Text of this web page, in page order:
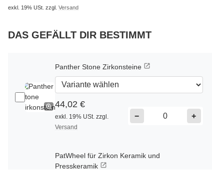
exkl. 19% USt. zzgl. Versand
DAS GEFÄLLT DIR BESTIMMT
Panther Stone Zirkonsteine
44,02 €
exkl. 19% USt. zzgl.
Versand
− +
PatWheel für Zirkon Keramik und
Presskeramik